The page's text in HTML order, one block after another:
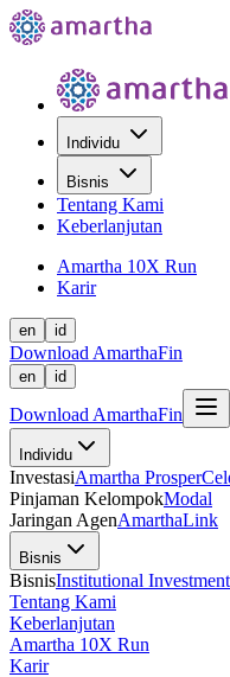
Individu
Bisnis
Tentang Kami
Keberlanjutan
Amartha 10X Run
Karir
en id
Download AmarthaFin
en id
Download AmarthaFin
Individu
InvestasiAmartha Prosper
Pinjaman KelompokModal
Jaringan AgenAmarthaLink
Bisnis
BisnisInstitutional
Tentang Kami
Keberlanjutan
Amartha 10X Run
Karir